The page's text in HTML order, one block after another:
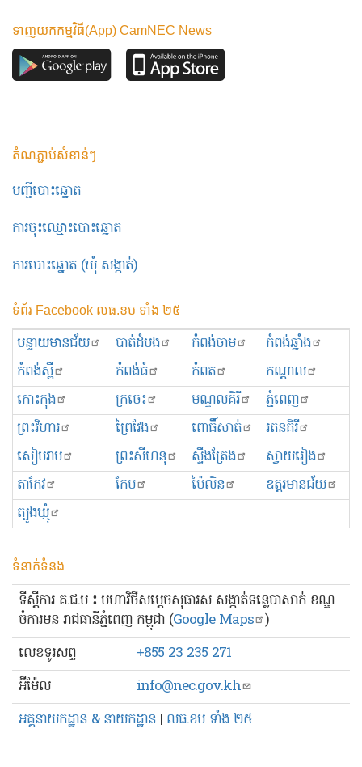
ទាញយកកម្មវិធី(App) CamNEC News
តំណភ្ជាប់សំខាន់ៗ
បញ្ជីបោះឆ្នោត
ការចុះឈ្មោះបោះឆ្នោត
ការបោះឆ្នោត (ឃុំ សង្កាត់)
ទំព័រ Facebook លធ.ខប ទាំង ២៥
បន្ទាយមានជ័យ បាត់ដំបង កំពង់ចាម
កំពង់ឆ្នាំង
កំពង់ស្ពឺ
កំពង់ធំ កំពត
កណ្ដាល
កោះកុង
ក្រចេះ មណ្ឌលគិរី
ភ្នំពេញ
ព្រះ​វិហារ
ព្រៃវែង ពោធិ៍សាត់
រតនគិរី
សៀមរាប
ព្រះសីហនុ ស្ទឹងត្រែង
ស្វាយរៀង
តាកែវ
កែប ប៉ៃលិន
ឧត្ដរមានជ័យ
ត្បូងឃ្មុំ
ទំនាក់ទំនង
ទីស្ដីការ គ.ជ.ប ៖ មហាវិថីសម្ដេចសុធារស សង្កាត់ទន្លេបាសាក់ ខណ្ឌ
ចំការមន រាជធានីភ្នំពេញ កម្ពុជា (Google Maps )
លេខ​ទូរសព្ទ
+855 23 235 271
អ៊ីម៉ែល
info@nec.gov.kh
អគ្គនាយកដ្ឋាន & នាយកដ្ឋាន | លធ.ខប ទាំង ២៥